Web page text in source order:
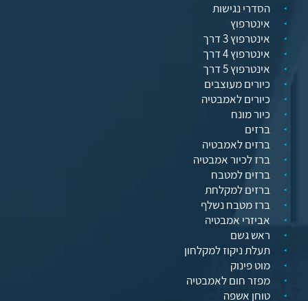
הסדרי נגישות
אינטרפוץ
אינטרפוץ 3 דרך
אינטרפוץ 4 דרך
אינטרפוץ 5 דרך
כיורים מעוצבים
כיורים לאמבטיה
כיור מונח
ברזים
ברזים לאמבטיה
ברז לכיור אמבטיה
ברזים למטבח
ברזים למקלחת
ברז מטבח נשלף
אביזרי אמבטיה
ראש גשם
תעלת ניקוז למקלחון
מוט פינוק
מפזר חום לאמבטיה
טוחן אשפה